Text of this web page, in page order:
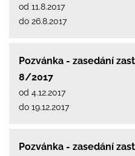
od 11.8.2017
do 26.8.2017
Pozvánka - zasedání
8/2017
od 4.12.2017
do 19.12.2017
Pozvánka - zasedání